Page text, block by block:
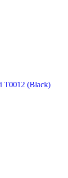
T0012 (Black)